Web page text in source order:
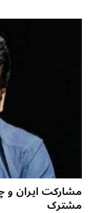
مشارکت ایران و
مشترک